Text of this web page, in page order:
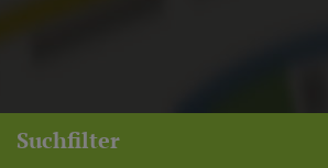
Suchfilter